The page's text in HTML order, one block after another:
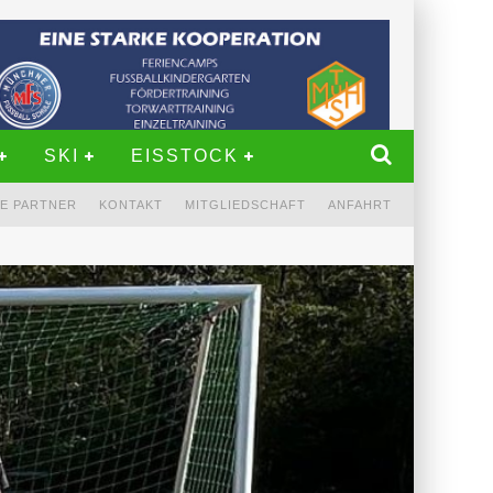
SKI EISSTOCK
ANFAHRT
MITGLIEDSCHAFT
KONTAKT
PARTNER